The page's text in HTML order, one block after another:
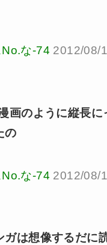
な-74 2012/08/
画のように縦長に
の
No.な-74 2012/08/
ガは想像するだに